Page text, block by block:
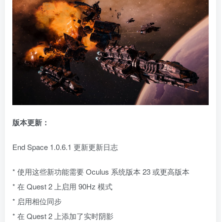
版本更新：
End Space 1.0.6.1 更新更新日志
* 使用这些新功能需要 Oculus 系统版本 23 或更高版本
* 在 Quest 2 上启用 90Hz 模式
* 启用相位同步
* 在 Quest 2 上添加了实时阴影